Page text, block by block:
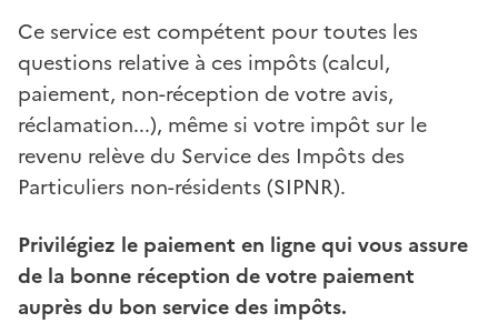
Ce service est compétent pour toutes les
questions relative à ces impôts (calcul,
paiement, non-réception de votre avis,
réclamation...), même si votre impôt sur le
revenu relève du Service des Impôts des
Particuliers non-résidents (SIPNR).
Privilégiez le paiement en ligne qui vous assure
de la bonne réception de votre paiement
auprès du bon service des impôts.